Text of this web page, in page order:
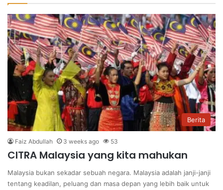
Berita
Faiz Abdullah 3 weeks ago 53
CITRA Malaysia yang kita mahukan
Malaysia bukan sekadar sebuah negara. Malaysia adalah janji-janji
tentang keadilan, peluang dan masa depan yang lebih baik untuk